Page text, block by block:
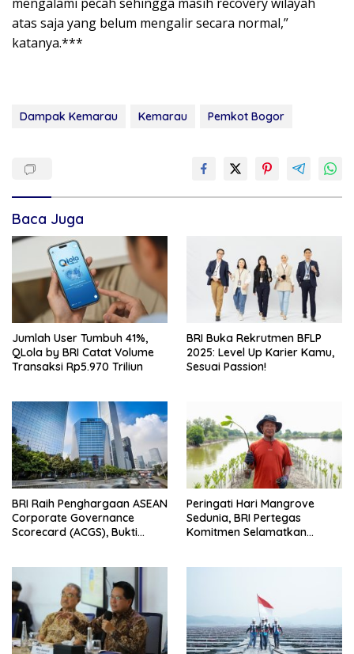
atas saja yang belum mengalir secara normal,”
katanya.***
Dampak Kemarau Kemarau Pemkot Bogor
Baca Juga
Jumlah User Tumbuh 41%,
QLola by BRI Catat Volume
Transaksi Rp5.970 Triliun
BRI Buka Rekrutmen BFLP
2025: Level Up Karier Kamu,
Sesuai Passion!
BRI Raih Penghargaan ASEAN
Corporate Governance
Scorecard (ACGS), Bukti
Peringati Hari Mangrove
Sedunia, BRI Pertegas
Komitmen Selamatkan